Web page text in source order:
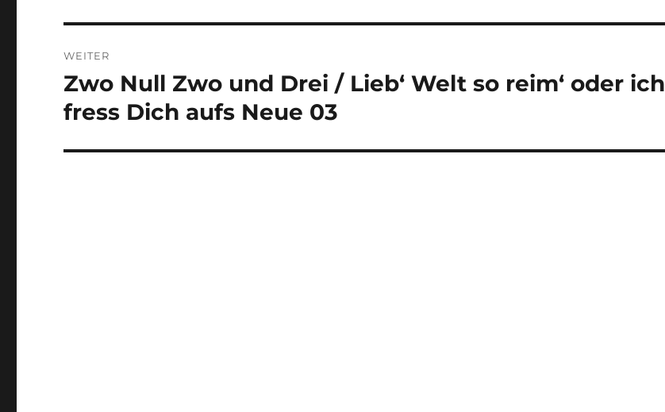
WEITER
Nächster
Beitrag:
Zwo Null Zwo und Drei / Lieb‘ Welt so reim‘ oder ich
fress Dich aufs Neue 03